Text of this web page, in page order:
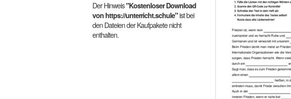
Der Hinweis"Kostenloser Download
von https://unterricht.schule"ist bei
den Dateien der Kaufpakete nicht
enthalten.